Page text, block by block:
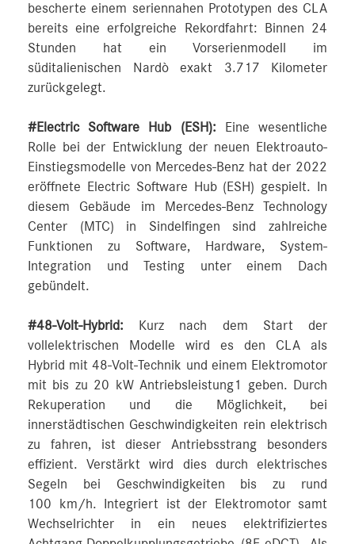
bescherte einem seriennahen Prototypen des CLA
bereits eine erfolgreiche Rekordfahrt: Binnen 24
Stunden hat ein Vorserienmodell im
süditalienischen Nardò exakt 3.717 Kilometer
zurückgelegt.
#Electric Software Hub (ESH): Eine wesentliche
Rolle bei der Entwicklung der neuen Elektroauto-
Einstiegsmodelle von Mercedes-Benz hat der 2022
eröffnete Electric Software Hub (ESH) gespielt. In
diesem Gebäude im Mercedes-Benz Technology
Center (MTC) in Sindelfingen sind zahlreiche
Funktionen zu Software, Hardware, System-
Integration und Testing unter einem Dach
gebündelt.
#48-Volt-Hybrid: Kurz nach dem Start der
vollelektrischen Modelle wird es den CLA als
Hybrid mit 48-Volt-Technik und einem Elektromotor
mit bis zu 20 kW Antriebsleistung1 geben. Durch
Rekuperation und die Möglichkeit, bei
innerstädtischen Geschwindigkeiten rein elektrisch
zu fahren, ist dieser Antriebsstrang besonders
effizient. Verstärkt wird dies durch elektrisches
Segeln bei Geschwindigkeiten bis zu rund
100 km/h. Integriert ist der Elektromotor samt
Wechselrichter in ein neues elektrifiziertes